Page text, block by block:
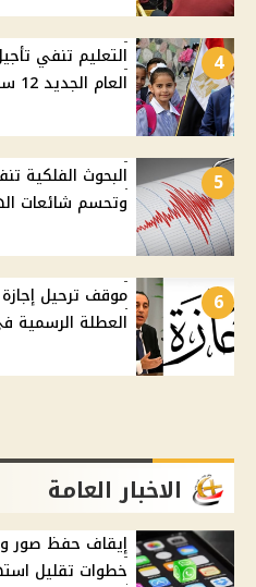
4
التعليم تنفي
العام الجديد 12 سبتمبر والدولية 6 سبتمبر
5
البحوث الفلكية
وتحسم شائعات
6
العطلة الرسمية
الاخبار العامة
إيقاف حفظ صور
خطوات تقليل